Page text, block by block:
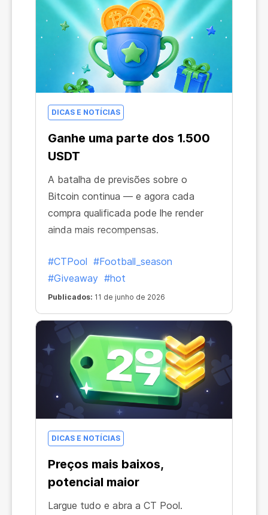
DICAS E NOTÍCIAS
Ganhe uma parte dos 1.500
USDT
A batalha de previsões sobre o
Bitcoin continua — e agora cada
compra qualificada pode lhe render
ainda mais recompensas.
#CTPool #Football_season
#Giveaway #hot
Publicados: 11 de junho de 2026
DICAS E NOTÍCIAS
Preços mais baixos,
potencial maior
Largue tudo e abra a CT Pool.